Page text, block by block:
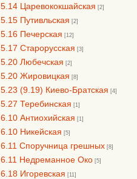
5.14 Царевококшайская [2]
5.15 Путивльская [2]
5.16 Печерская [12]
5.17 Старорусская [3]
5.20 Любечская [2]
5.20 Жировицкая [8]
5.23 (9.19) Киево-Братская [4]
5.27 Теребинская [1]
6.10 Антиохийская [1]
6.10 Никейская [5]
6.11 Споручница грешных [8]
6.11 Недреманное Око [5]
6.18 Игоревская [11]